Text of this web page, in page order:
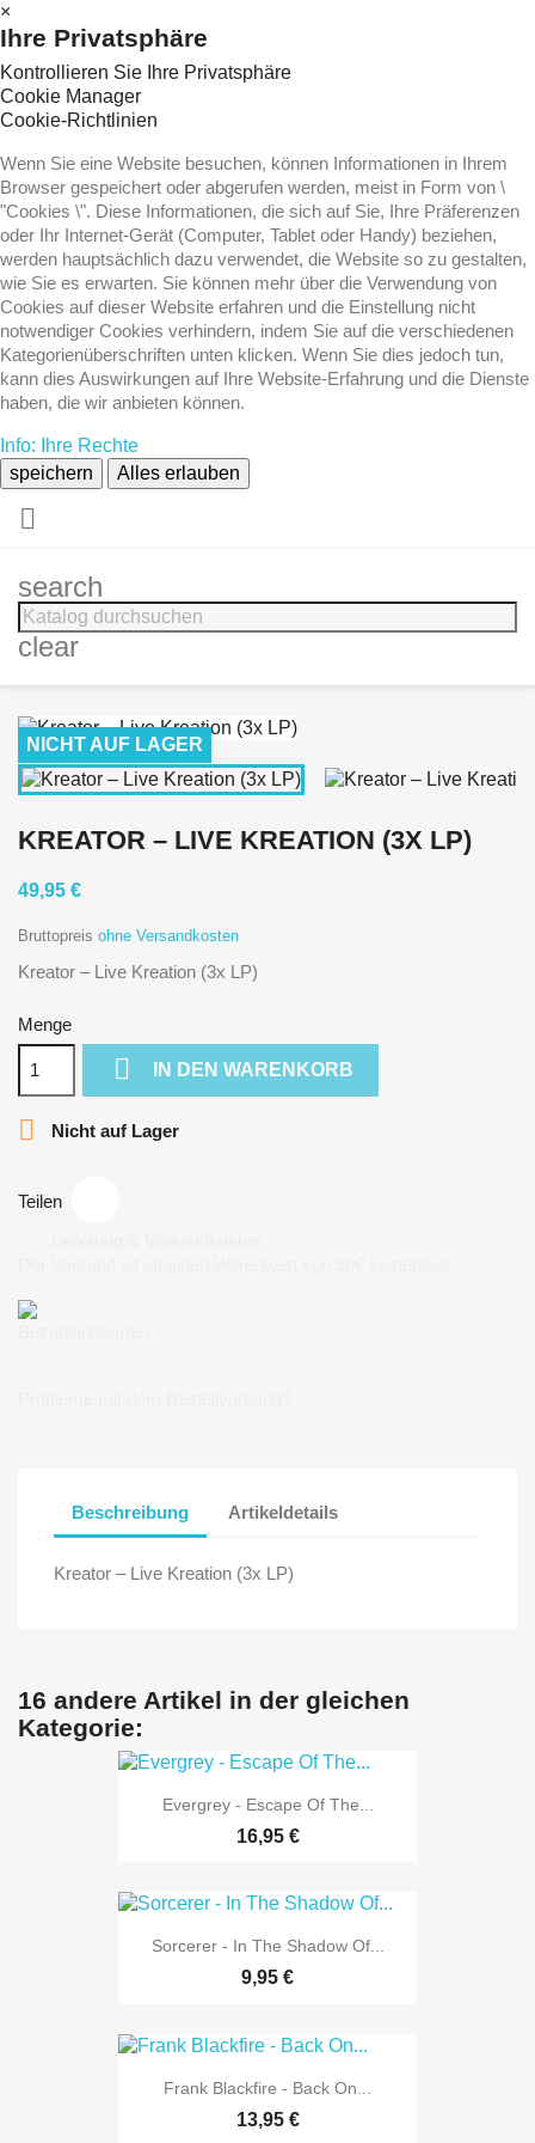
×
Ihre Privatsphäre
Kontrollieren Sie Ihre Privatsphäre
Cookie Manager
Cookie-Richtlinien
Wenn Sie eine Website besuchen, können Informationen in Ihrem
Browser gespeichert oder abgerufen werden, meist in Form von \
"Cookies \". Diese Informationen, die sich auf Sie, Ihre Präferenzen
oder Ihr Internet-Gerät (Computer, Tablet oder Handy) beziehen,
werden hauptsächlich dazu verwendet, die Website so zu gestalten,
wie Sie es erwarten. Sie können mehr über die Verwendung von
Cookies auf dieser Website erfahren und die Einstellung nicht
notwendiger Cookies verhindern, indem Sie auf die verschiedenen
Kategorienüberschriften unten klicken. Wenn Sie dies jedoch tun,
kann dies Auswirkungen auf Ihre Website-Erfahrung und die Dienste
haben, die wir anbieten können.
Info: Ihre Rechte
speichern
Alles erlauben

search
clear
NICHT AUF LAGER
KREATOR – LIVE KREATION (3X LP)
49,95 €
Bruttopreis ohne Versandkosten
Kreator – Live Kreation (3x LP)
Menge
 IN DEN WARENKORB
 Nicht auf Lager
Teilen
Beschreibung Artikeldetails
Kreator – Live Kreation (3x LP)
16 andere Artikel in der gleichen
Kategorie:
Evergrey - Escape Of The...
16,95 €
Sorcerer - In The Shadow Of...
9,95 €
Frank Blackfire - Back On...
13,95 €